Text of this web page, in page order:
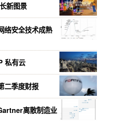
新图景
络安全技术成熟
私有云
二季度财报
离散制造业